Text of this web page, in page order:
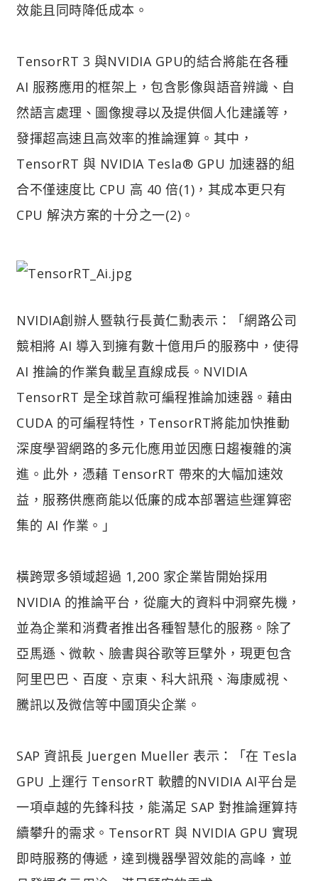
效能且同時降低成本。
TensorRT 3 與NVIDIA GPU的結合將能在各種
AI 服務應用的框架上，包含影像與語音辨識、自
然語言處理、圖像搜尋以及提供個人化建議等，
發揮超高速且高效率的推論運算。其中，
TensorRT 與 NVIDIA Tesla® GPU 加速器的組
合不僅速度比 CPU 高 40 倍(1)，其成本更只有
CPU 解決方案的十分之一(2)。
NVIDIA創辦人暨執行長黃仁勳表示：「網路公司
競相將 AI 導入到擁有數十億用戶的服務中，使得
AI 推論的作業負載呈直線成長。NVIDIA
TensorRT 是全球首款可編程推論加速器。藉由
CUDA 的可編程特性，TensorRT將能加快推動
深度學習網路的多元化應用並因應日趨複雜的演
進。此外，憑藉 TensorRT 帶來的大幅加速效
益，服務供應商能以低廉的成本部署這些運算密
集的 AI 作業。」
橫跨眾多領域超過 1,200 家企業皆開始採用
NVIDIA 的推論平台，從龐大的資料中洞察先機，
並為企業和消費者推出各種智慧化的服務。除了
亞馬遜、微軟、臉書與谷歌等巨擘外，現更包含
阿里巴巴、百度、京東、科大訊飛、海康威視、
騰訊以及微信等中國頂尖企業。
SAP 資訊長 Juergen Mueller 表示：「在 Tesla
GPU 上運行 TensorRT 軟體的NVIDIA AI平台是
一項卓越的先鋒科技，能滿足 SAP 對推論運算持
續攀升的需求。TensorRT 與 NVIDIA GPU 實現
即時服務的傳遞，達到機器學習效能的高峰，並